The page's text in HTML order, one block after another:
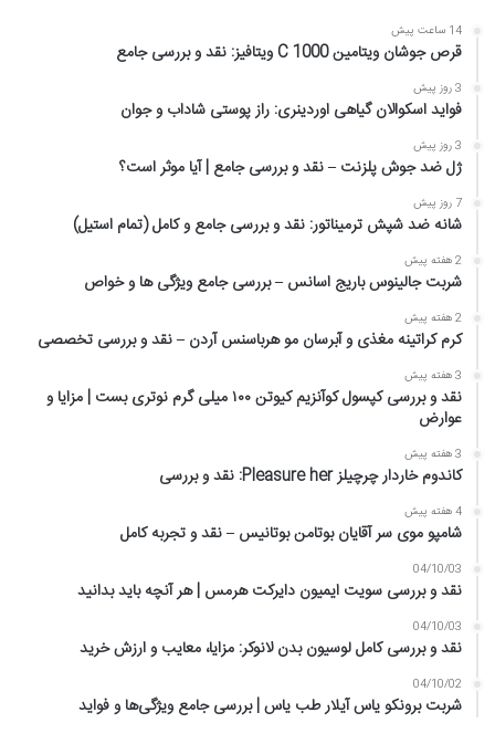
14 ساعت پیش
قرص جوشان ویتامین C 1000 ویتافیز: نقد و بررسی جامع
3 روز پیش
فواید اسکوالان گیاهی اوردینری: راز پوستی شاداب و جوان
3 روز پیش
ژل ضد جوش پلزنت – نقد و بررسی جامع | آیا موثر است؟
7 روز پیش
شانه ضد شپش ترمیناتور: نقد و بررسی جامع و کامل (تمام استیل)
2 هفته پیش
شربت جالینوس باریج اسانس – بررسی جامع ویژگی ها و خواص
2 هفته پیش
کرم کراتینه مغذی و آبرسان مو هرباسنس آردن – نقد و بررسی تخصصی
3 هفته پیش
نقد و بررسی کپسول کوآنزیم کیوتن ۱۰۰ میلی گرم نوتری بست | مزایا و
عوارض
3 هفته پیش
کاندوم خاردار چرچیلز Pleasure her: نقد و بررسی
4 هفته پیش
شامپو موی سر آقایان بوتامن بوتانیس – نقد و تجربه کامل
04/10/03
نقد و بررسی سویت ایمیون دایرکت هرمس | هر آنچه باید بدانید
04/10/03
نقد و بررسی کامل لوسیون بدن لانوکر: مزایا، معایب و ارزش خرید
04/10/02
شربت برونکو یاس آیلار طب یاس | بررسی جامع ویژگی‌ها و فواید